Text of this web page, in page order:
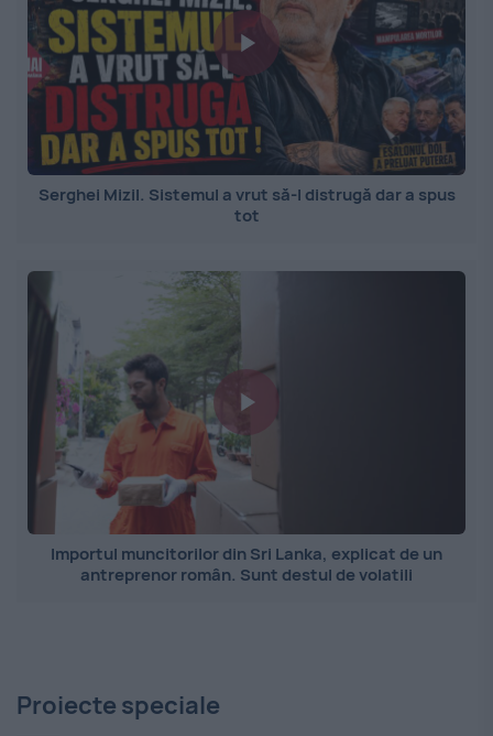
Serghei Mizil. Sistemul a vrut să-l distrugă dar a spus
tot
Importul muncitorilor din Sri Lanka, explicat de un
antreprenor român. Sunt destul de volatili
Proiecte speciale